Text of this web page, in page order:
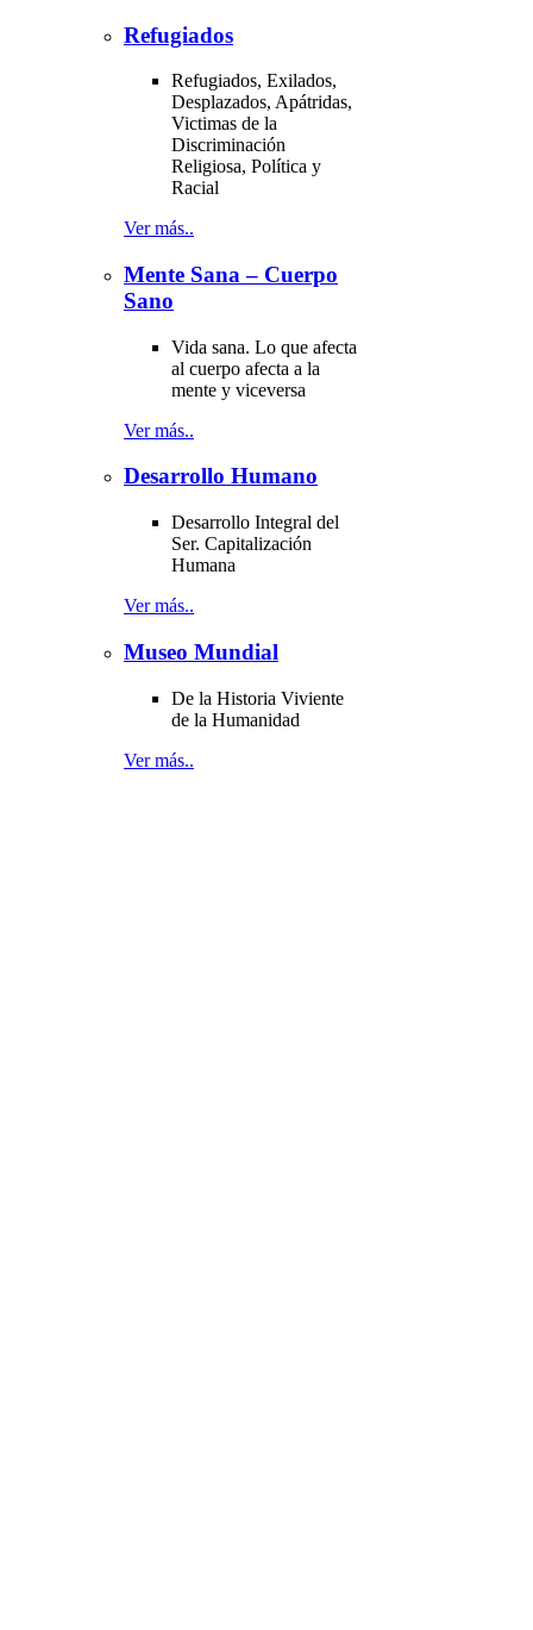
Refugiados
Refugiados, Exilados,
Desplazados, Apátridas,
Victimas de la
Discriminación
Religiosa, Política y
Racial
Ver más..
Mente Sana – Cuerpo
Sano
Vida sana. Lo que afecta
al cuerpo afecta a la
mente y viceversa
Ver más..
Desarrollo Humano
Desarrollo Integral del
Ser. Capitalización
Humana
Ver más..
Museo Mundial
De la Historia Viviente
de la Humanidad
Ver más..